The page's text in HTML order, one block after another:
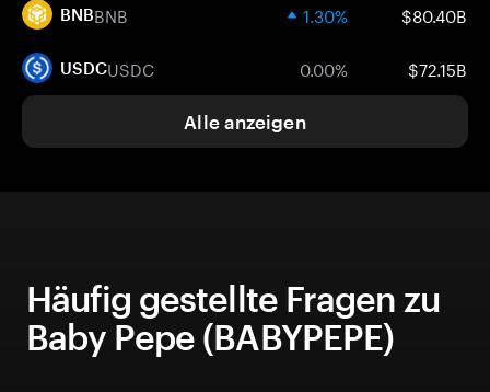
BNBBNB 1.30% $80.40B
USDCUSDC 0.00% $72.15B
Alle anzeigen
Häufig gestellte Fragen zu
Baby Pepe (BABYPEPE)